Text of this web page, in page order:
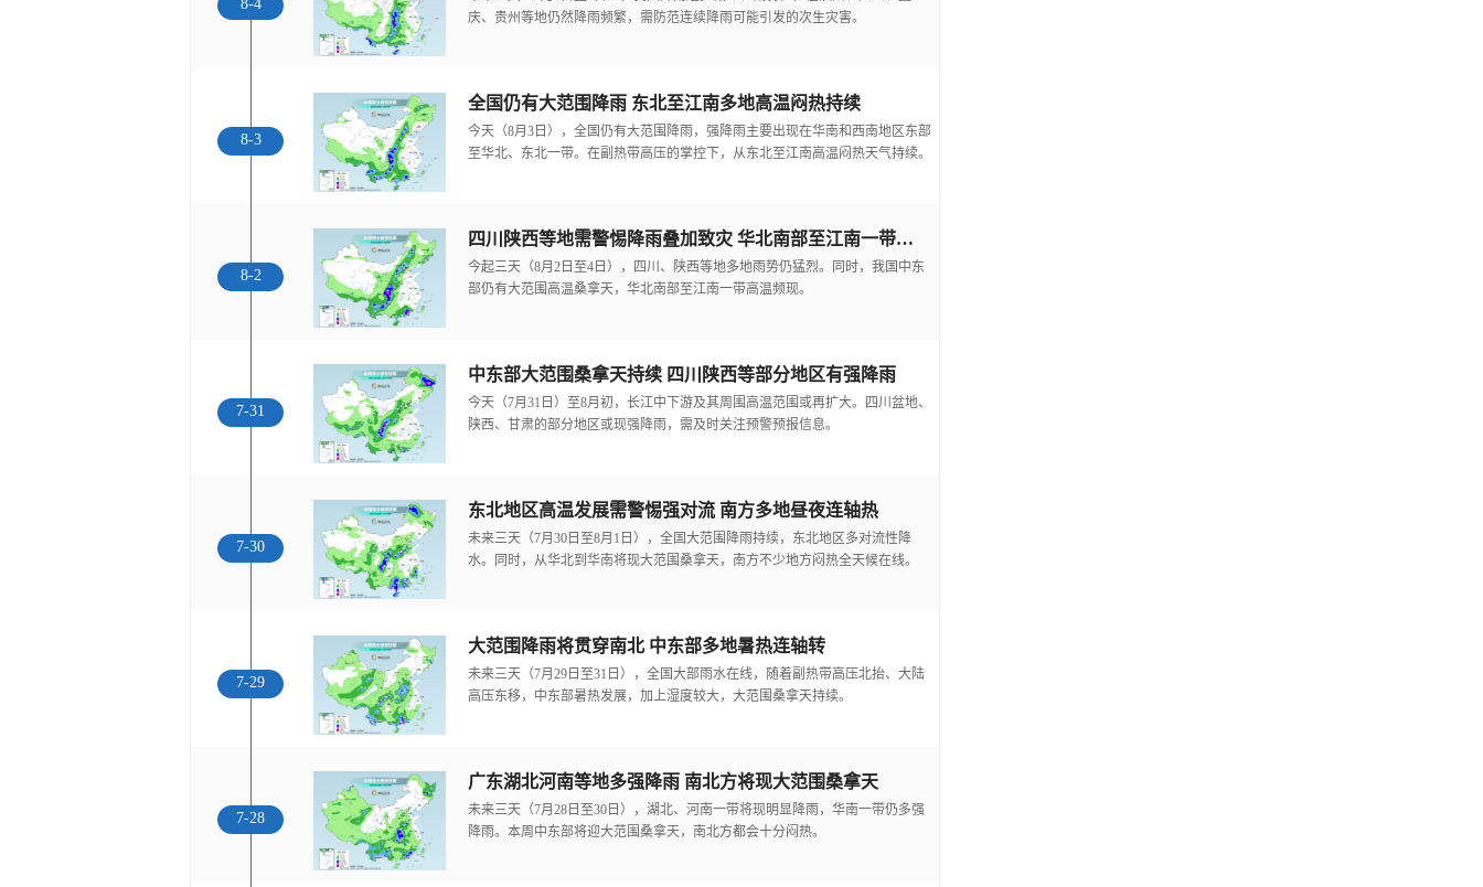
8-4
庆、贵州等地仍然降雨频繁，需防范连续降雨可能引发的次生灾害。
8-3
全国仍有大范围降雨 东北至江南多地高温闷热持续
今天（8月3日），全国仍有大范围降雨，强降雨主要出现在华南和西南地区东部
至华北、东北一带。在副热带高压的掌控下，从东北至江南高温闷热天气持续。
8-2
四川陕西等地需警惕降雨叠加致灾 华北南部至江南一带高温频现
今起三天（8月2日至4日），四川、陕西等地多地雨势仍猛烈。同时，我国中东
部仍有大范围高温桑拿天，华北南部至江南一带高温频现。
7-31
中东部大范围桑拿天持续 四川陕西等部分地区有强降雨
今天（7月31日）至8月初，长江中下游及其周围高温范围或再扩大。四川盆地、
陕西、甘肃的部分地区或现强降雨，需及时关注预警预报信息。
7-30
东北地区高温发展需警惕强对流 南方多地昼夜连轴热
未来三天（7月30日至8月1日），全国大范围降雨持续，东北地区多对流性降
水。同时，从华北到华南将现大范围桑拿天，南方不少地方闷热全天候在线。
7-29
大范围降雨将贯穿南北 中东部多地暑热连轴转
未来三天（7月29日至31日），全国大部雨水在线，随着副热带高压北抬、大陆
高压东移，中东部暑热发展，加上湿度较大，大范围桑拿天持续。
7-28
广东湖北河南等地多强降雨 南北方将现大范围桑拿天
未来三天（7月28日至30日），湖北、河南一带将现明显降雨，华南一带仍多强
降雨。本周中东部将迎大范围桑拿天，南北方都会十分闷热。